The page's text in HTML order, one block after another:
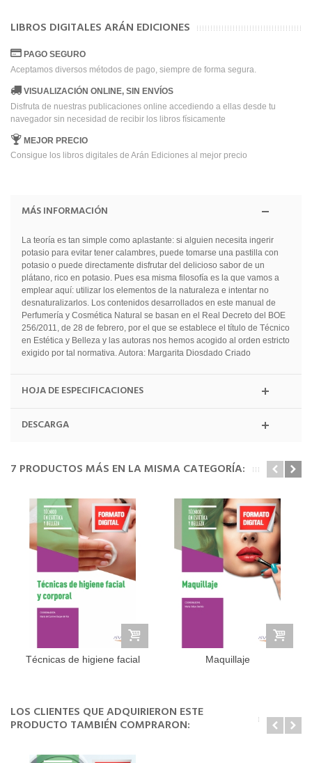
LIBROS DIGITALES ARÁN EDICIONES
PAGO SEGURO
Aceptamos diversos métodos de pago, siempre de forma segura.
VISUALIZACIÓN ONLINE, SIN ENVÍOS
Disfruta de nuestras publicaciones online accediendo a ellas desde tu
navegador sin necesidad de recibir los libros físicamente
MEJOR PRECIO
Consigue los libros digitales de Arán Ediciones al mejor precio
MÁS INFORMACIÓN
La teoría es tan simple como aplastante: si alguien necesita ingerir
potasio para evitar tener calambres, puede tomarse una pastilla con
potasio o puede directamente disfrutar del delicioso sabor de un
plátano, rico en potasio. Pues esa misma filosofía es la que vamos a
emplear aquí: utilizar los elementos de la naturaleza e intentar no
desnaturalizarlos. Los contenidos desarrollados en este manual de
Perfumería y Cosmética Natural se basan en el Real Decreto del BOE
256/2011, de 28 de febrero, por el que se establece el título de Técnico
en Estética y Belleza y las autoras nos hemos acogido al orden estricto
exigido por tal normativa. Autora: Margarita Diosdado Criado
HOJA DE ESPECIFICACIONES
DESCARGA
7 PRODUCTOS MÁS EN LA MISMA CATEGORÍA:
Técnicas de higiene facial
Maquillaje
LOS CLIENTES QUE ADQUIRIERON ESTE
PRODUCTO TAMBIÉN COMPRARON: